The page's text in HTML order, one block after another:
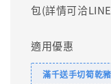
包(詳情可洽
適用優惠
滿千送手切筍乾